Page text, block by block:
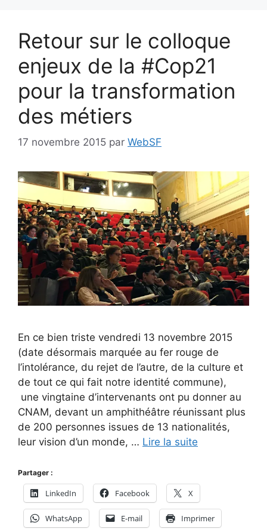
Retour sur le colloque
enjeux de la #Cop21
pour la transformation
des métiers
17 novembre 2015 par WebSF
En ce bien triste vendredi 13 novembre 2015
(date désormais marquée au fer rouge de
l’intolérance, du rejet de l’autre, de la culture et
de tout ce qui fait notre identité commune),
une vingtaine d’intervenants ont pu donner au
CNAM, devant un amphithéâtre réunissant plus
de 200 personnes issues de 13 nationalités,
leur vision d’un monde, … Lire la suite
Partager :
LinkedIn Facebook X
WhatsApp E-mail Imprimer